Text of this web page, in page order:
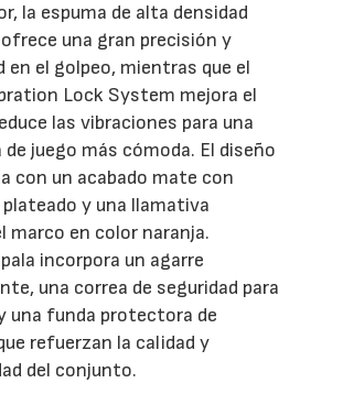
la espuma de alta densidad
una gran precisión y
en el golpeo, mientras que el
Lock System mejora el
las vibraciones para una
de juego más cómoda. El diseño
con un acabado mate con
y una llamativa
marco en color naranja.
incorpora un agarre
una correa de seguridad para
una funda protectora de
refuerzan la calidad y
del conjunto.